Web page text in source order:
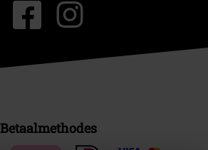
Betaalmethodes